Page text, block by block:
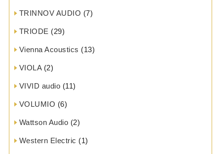
TRINNOV AUDIO (7)
TRIODE (29)
Vienna Acoustics (13)
VIOLA(2)
VIVID audio (11)
VOLUMIO (6)
Wattson Audio (2)
Western Electric (1)